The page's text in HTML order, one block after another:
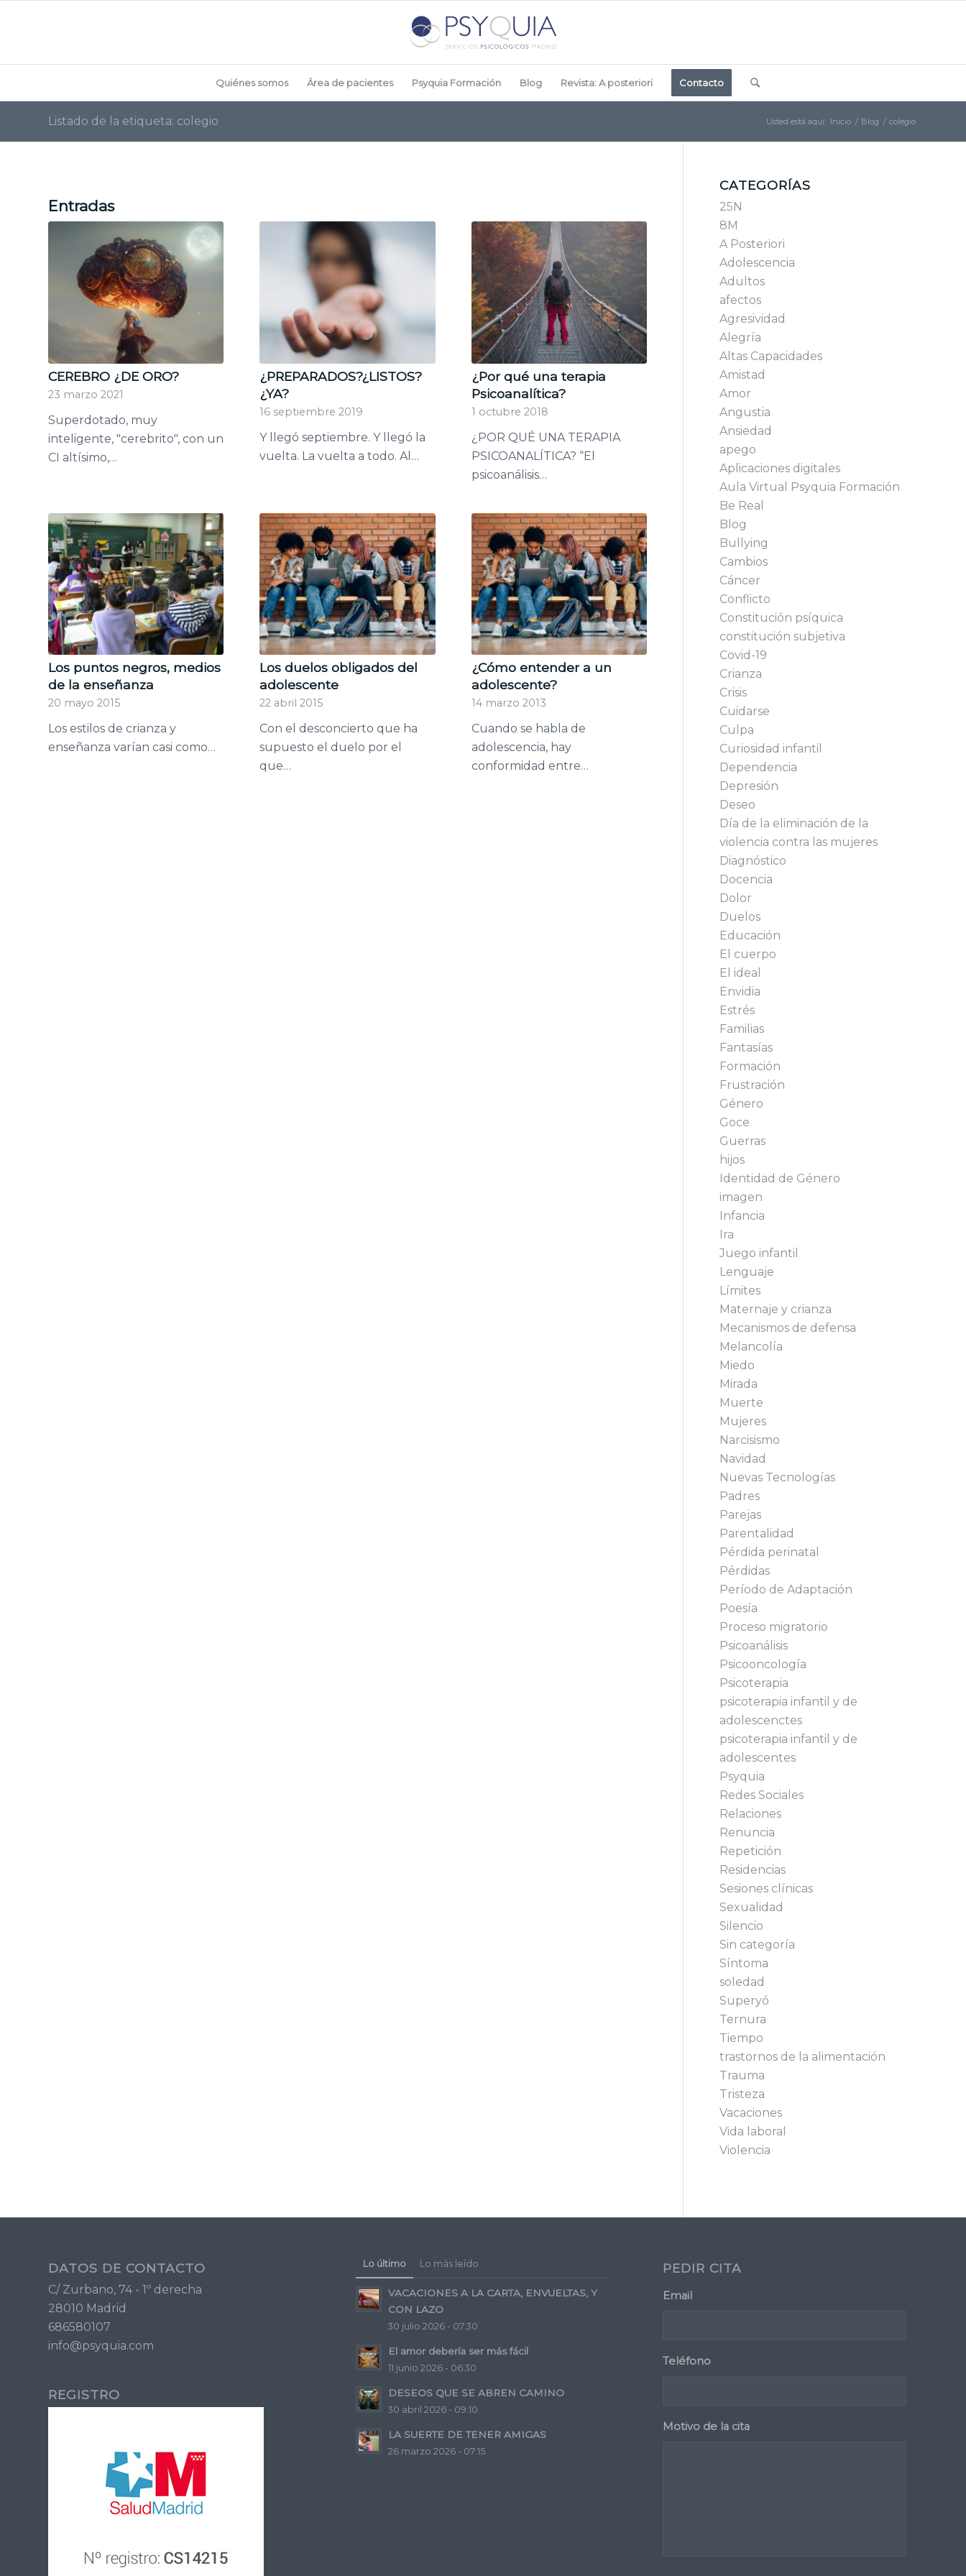
Quiénes somos Área de pacientes Psyquia Formación Blog Revista: A posteriori Contacto
Listado de la etiqueta: colegio Usted está aquí: Inicio / Blog / colegio
Entradas
CEREBRO ¿DE ORO?
23 marzo 2021
Superdotado, muy
inteligente, "cerebrito", con un
CI altísimo,…
¿PREPARADOS?¿LISTOS?
¿YA?
16 septiembre 2019
Y llegó septiembre. Y llegó la
vuelta. La vuelta a todo. Al…
¿Por qué una terapia
Psicoanalítica?
1 octubre 2018
¿POR QUÉ UNA TERAPIA
PSICOANALÍTICA? “El
psicoanálisis…
Los puntos negros, medios
de la enseñanza
20 mayo 2015
Los estilos de crianza y
enseñanza varían casi como…
Los duelos obligados del
adolescente
22 abril 2015
Con el desconcierto que ha
supuesto el duelo por el
que…
¿Cómo entender a un
adolescente?
14 marzo 2013
Cuando se habla de
adolescencia, hay
conformidad entre…
CATEGORÍAS
25N
8M
A Posteriori
Adolescencia
Adultos
afectos
Agresividad
Alegría
Altas Capacidades
Amistad
Amor
Angustia
Ansiedad
apego
Aplicaciones digitales
Aula Virtual Psyquia Formación
Be Real
Blog
Bullying
Cambios
Cáncer
Conflicto
Constitución psíquica
constitución subjetiva
Covid-19
Crianza
Crisis
Cuidarse
Culpa
Curiosidad infantil
Dependencia
Depresión
Deseo
Día de la eliminación de la
violencia contra las mujeres
Diagnóstico
Docencia
Dolor
Duelos
Educación
El cuerpo
El ideal
Envidia
Estrés
Familias
Fantasías
Formación
Frustración
Género
Goce
Guerras
hijos
Identidad de Género
imagen
Infancia
Ira
Juego infantil
Lenguaje
Límites
Maternaje y crianza
Mecanismos de defensa
Melancolía
Miedo
Mirada
Muerte
Mujeres
Narcisismo
Navidad
Nuevas Tecnologías
Padres
Parejas
Parentalidad
Pérdida perinatal
Pérdidas
Período de Adaptación
Poesía
Proceso migratorio
Psicoanálisis
Psicooncología
Psicoterapia
psicoterapia infantil y de
adolescenctes
psicoterapia infantil y de
adolescentes
Psyquia
Redes Sociales
Relaciones
Renuncia
Repetición
Residencias
Sesiones clínicas
Sexualidad
Silencio
Sin categoría
Síntoma
soledad
Superyó
Ternura
Tiempo
trastornos de la alimentación
Trauma
Tristeza
Vacaciones
Vida laboral
Violencia
DATOS DE CONTACTO
C/ Zurbano, 74 - 1º derecha
28010 Madrid
686580107
info@psyquia.com
REGISTRO
Lo último Lo más leído
VACACIONES A LA CARTA, ENVUELTAS, Y
CON LAZO
30 julio 2026 - 07:30
El amor debería ser más fácil
11 junio 2026 - 06:30
DESEOS QUE SE ABREN CAMINO
30 abril 2026 - 09:10
LA SUERTE DE TENER AMIGAS
26 marzo 2026 - 07:15
PEDIR CITA
Email
Teléfono
Motivo de la cita